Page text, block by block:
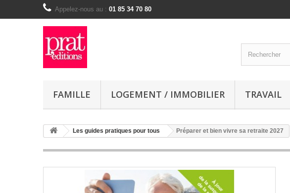
Appelez-nous au : 01 85 34 70 80
FAMILLE LOGEMENT / IMMOBILIER TRAVAIL
Les guides pratiques pour tous Préparer et bien vivre sa retraite 2027